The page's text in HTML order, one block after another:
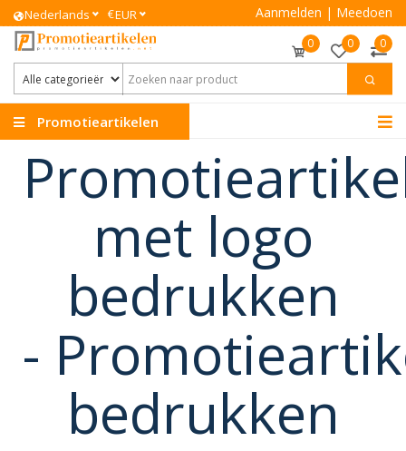
Nederlands €EUR Aanmelden | Meedoen
0 0 0
Promotieartikelen
met logo
bedrukken
-
bedrukken